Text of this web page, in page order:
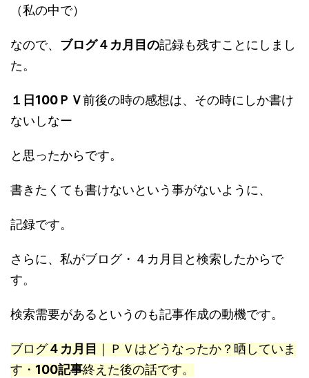
（私の中で）
なので、 ブログ４カ月目の記録も残すことにしまし
た。
１日100ＰＶ前後の時の感想は、その時にしか書け
ないしなー
と思ったからです。
書きたくても書けないという事がないように、
記録です。
さらに、私がブログ・４カ月目と検索したからで
す。
検索需要があるというのも記事作成の動機です。
ブログ４カ月目
｜ＰＶはどうなったか？晒していま
す・ 100記事終えた後の話です。